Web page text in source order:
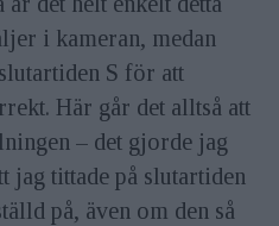
i kameran, medan
S för att
Här går det alltså att
– det gjorde jag
tittade på slutartiden
på, även om den så